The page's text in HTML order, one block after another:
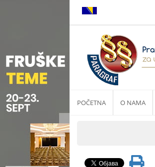
POČETNA O NAMA